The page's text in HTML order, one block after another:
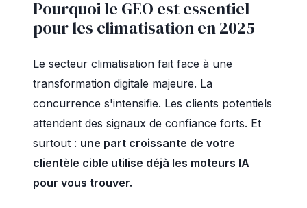
Pourquoi le GEO est essentiel
pour les climatisation en 2025
Le secteur climatisation fait face à une
transformation digitale majeure. La
concurrence s'intensifie. Les clients potentiels
attendent des signaux de confiance forts. Et
surtout : une part croissante de votre
clientèle cible utilise déjà les moteurs IA
pour vous trouver.